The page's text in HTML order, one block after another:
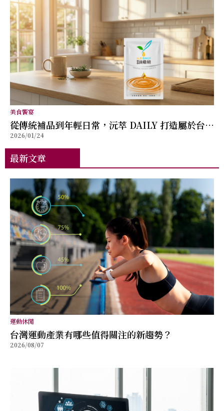
美食饗宴
從傳統補品到年輕日常，沅萃 DAILY 打造屬於台灣
的滴雞精新形象
2026/01/24
最新文章
運動休閒
台灣運動產業有哪些值得關注的新趨勢？
2026/08/07